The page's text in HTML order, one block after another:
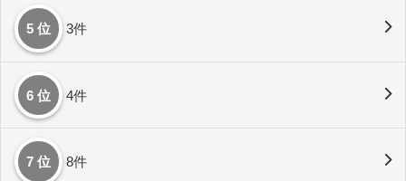
5 位 3件
6 位 4件
7 位 8件